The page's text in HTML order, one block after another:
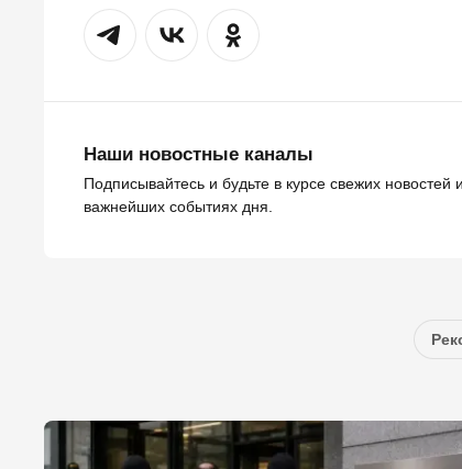
Наши новостные каналы
Подписывайтесь и будьте в курсе свежих новостей и
важнейших событиях дня.